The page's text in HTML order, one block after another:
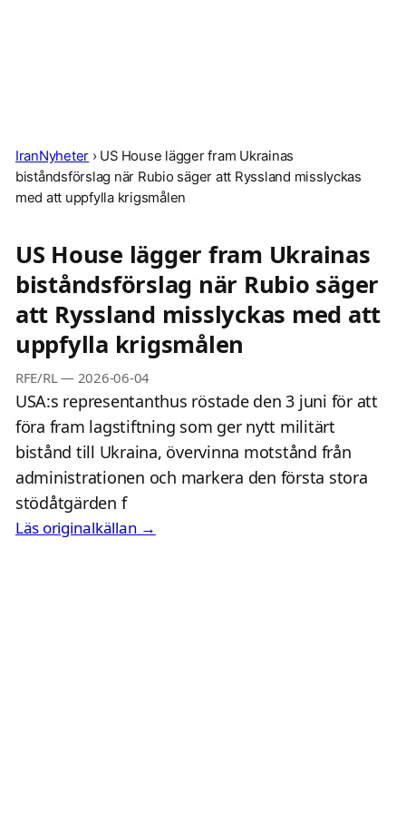
IranNyheter › US House lägger fram Ukrainas
biståndsförslag när Rubio säger att Ryssland misslyckas
med att uppfylla krigsmålen
US House lägger fram Ukrainas
biståndsförslag när Rubio säger
att Ryssland misslyckas med att
uppfylla krigsmålen
RFE/RL — 2026-06-04
USA:s representanthus röstade den 3 juni för att
föra fram lagstiftning som ger nytt militärt
bistånd till Ukraina, övervinna motstånd från
administrationen och markera den första stora
stödåtgärden f
Läs originalkällan →